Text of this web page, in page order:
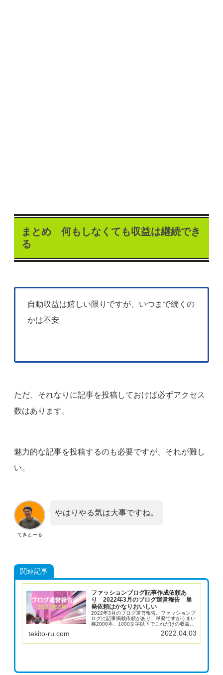
まとめ 何もしなくても収益は継続でき
る
自動収益は嬉しい限りですが、いつまで続くの
かは不安
ただ、それなりに記事を投稿しておけば必ずアクセス
数はあります。
魅力的な記事を投稿するのも必要ですが、それが難し
い。
てきとーる
やはりやる気は大事ですね。
関連記事
ファッションブログ記事作成依頼あ
り 2022年3月のブログ運営報告 単
発依頼はかなりおいしい
2022年3月のブログ運営報告。ファッションブ
ログに記事掲載依頼があり、単発ですがうまい
棒2000本。1000文字以下でこれだけの収益が
依頼ですね。Amazonの収益がかなり落ちてき
tekito-ru.com 2022.04.03